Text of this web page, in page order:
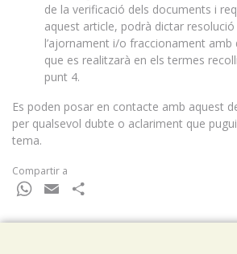
de la verificació dels documents i
aquest article, podrà dictar
l’ajornament i/o fraccionament amb
que es realitzarà en els termes
punt 4.
Es poden posar en contacte amb aquest
per qualsevol dubte o aclariment que
tema.
Compartir a
WhatsApp
Email